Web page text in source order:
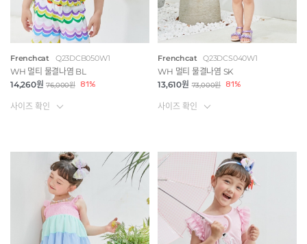
Frenchcat Q23DCB050W1
WH 멀티 물결나염 BL
14,260원 76,000원 81%
사이즈 확인
Frenchcat Q23DCS040W1
WH 멀티 물결나염 SK
13,610원 73,000원 81%
사이즈 확인